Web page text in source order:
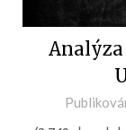
Analýza